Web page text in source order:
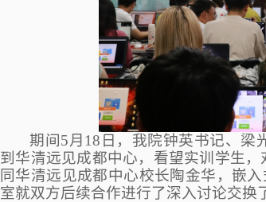
期间5月18日，我院钟英书记、梁
到华清远见成都中心，看望实训学生
同华清远见成都中心校长陶金华，嵌
室就双方后续合作进行了深入讨论交换